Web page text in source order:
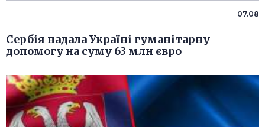
07.08
Сербія надала Україні гуманітарну
допомогу на суму 63 млн євро